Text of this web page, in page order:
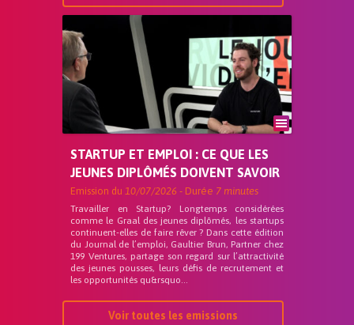
STARTUP ET EMPLOI : CE QUE LES
JEUNES DIPLÔMÉS DOIVENT SAVOIR
Emission du 10/07/2026 - Durée 7 minutes
Travailler en Startup? Longtemps considérées
comme le Graal des jeunes diplômés, les startups
continuent-elles de faire rêver ? Dans cette édition
du Journal de l’emploi, Gaultier Brun, Partner chez
199 Ventures, partage son regard sur l’attractivité
des jeunes pousses, leurs défis de recrutement et
les opportunités qu&rsquo...
Voir toutes les emissions